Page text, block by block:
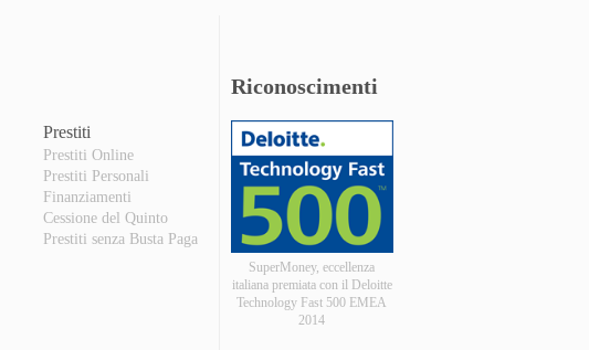
Prestiti
Prestiti Online
Prestiti Personali
Finanziamenti
Cessione del Quinto
Prestiti senza Busta Paga
Riconoscimenti
SuperMoney, eccellenza
italiana premiata con il Deloitte
Technology Fast 500 EMEA
2014